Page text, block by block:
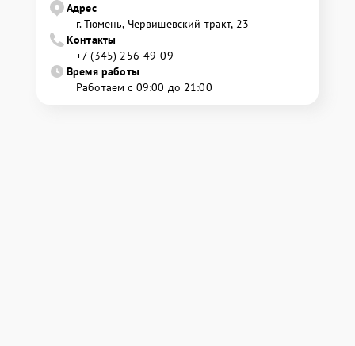
Адрес
г. Тюмень, ​Червишевский тракт, 23
Контакты
+7 (345) 256-49-09
Время работы
Работаем с 09:00 до 21:00